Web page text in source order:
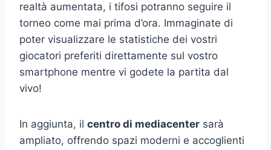
realtà aumentata, i tifosi potranno seguire il
torneo come mai prima d’ora. Immaginate di
poter visualizzare le statistiche dei vostri
giocatori preferiti direttamente sul vostro
smartphone mentre vi godete la partita dal
vivo!
In aggiunta, il centro di mediacenter sarà
ampliato, offrendo spazi moderni e accoglienti